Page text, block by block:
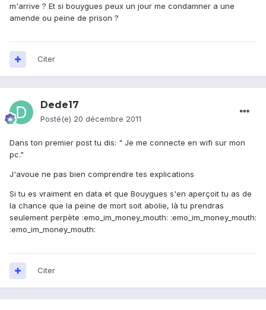
m'arrive ? Et si bouygues peux un jour me condamner a une
amende ou peine de prison ?
Citer
Dede17
Posté(e) 20 décembre 2011
Dans ton premier post tu dis: " Je me connecte en wifi sur mon
pc."
J'avoue ne pas bien comprendre tes explications
Si tu es vraiment en data et que Bouygues s'en aperçoit tu as de
la chance que la peine de mort soit abolie, là tu prendras
seulement perpète :emo_im_money_mouth: :emo_im_money_mouth:
:emo_im_money_mouth:
Citer